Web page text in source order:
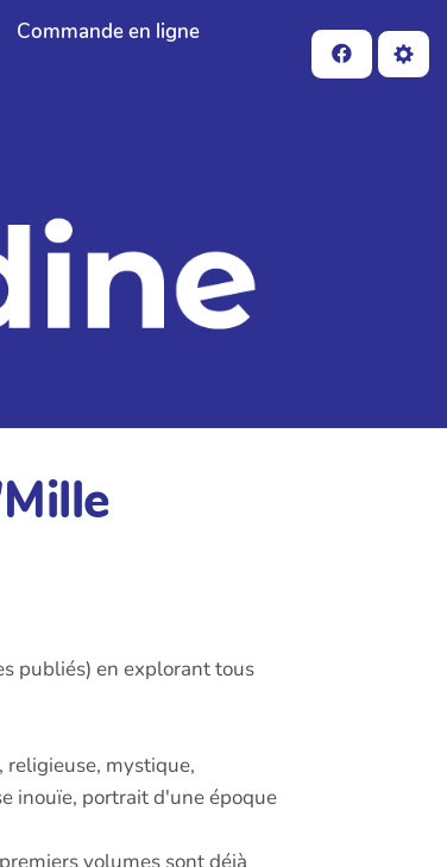
Commande en ligne
publiés) en explorant tous
religieuse, mystique,
inouïe, portrait d'une époque
volumes sont déjà